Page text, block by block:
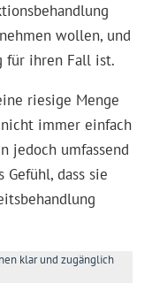
wollen, und
für ihren Fall ist.
riesige Menge
immer einfach
jedoch umfassend
dass sie
klar und zugänglich